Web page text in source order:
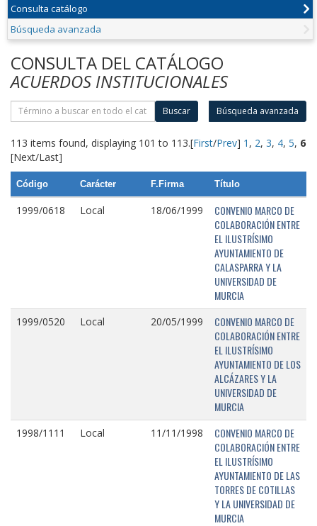
Consulta catálogo
Búsqueda avanzada
CONSULTA DEL CATÁLOGO
ACUERDOS INSTITUCIONALES
Buscar Búsqueda avanzada
113 items found, displaying 101 to 113.[First/Prev] 1 , 2, 3, 4, 5, 6
[Next/Last]
Código Carácter F.Firma Título
1999/0618 Local 18/06/1999
CONVENIO MARCO DE
COLABORACIÓN ENTRE
EL ILUSTRÍSIMO
AYUNTAMIENTO DE
CALASPARRA Y LA
UNIVERSIDAD DE
MURCIA
1999/0520 Local 20/05/1999
CONVENIO MARCO DE
COLABORACIÓN ENTRE
EL ILUSTRÍSIMO
AYUNTAMIENTO DE LOS
ALCÁZARES Y LA
UNIVERSIDAD DE
MURCIA
1998/1111 Local 11/11/1998
CONVENIO MARCO DE
COLABORACIÓN ENTRE
EL ILUSTRÍSIMO
AYUNTAMIENTO DE LAS
TORRES DE COTILLAS
Y LA UNIVERSIDAD DE
MURCIA